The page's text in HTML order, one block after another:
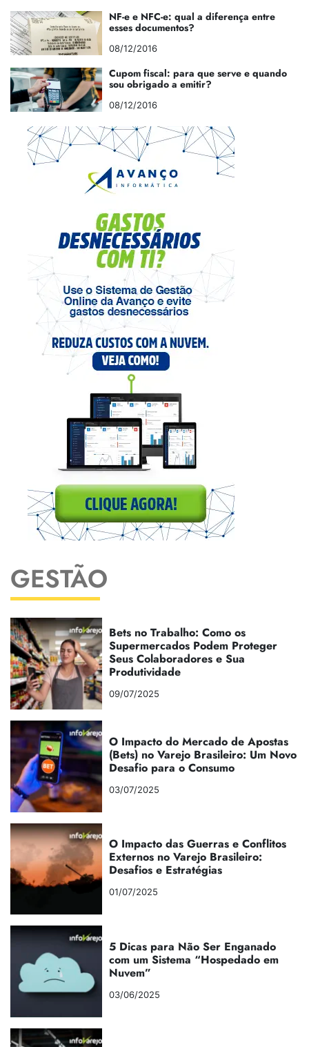
NF-e e NFC-e: qual a diferença entre
esses documentos?
08/12/2016
Cupom fiscal: para que serve e quando
sou obrigado a emitir?
08/12/2016
GESTÃO
Bets no Trabalho: Como os
Supermercados Podem Proteger
Seus Colaboradores e Sua
Produtividade
09/07/2025
O Impacto do Mercado de Apostas
(Bets) no Varejo Brasileiro: Um Novo
Desafio para o Consumo
03/07/2025
O Impacto das Guerras e Conflitos
Externos no Varejo Brasileiro:
Desafios e Estratégias
01/07/2025
5 Dicas para Não Ser Enganado
com um Sistema “Hospedado em
Nuvem”
03/06/2025